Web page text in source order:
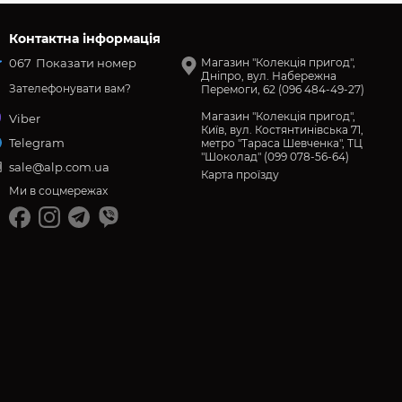
Контактна інформація
067 Показати номер
Зателефонувати вам?
Viber
Telegram
sale@alp.com.ua
Магазин "Колекція пригод",
Дніпро, вул. Набережна
Перемоги, 62 (096 484-49-27)
Магазин "Колекція пригод",
Київ, вул. Костянтинівська 71,
метро "Тараса Шевченка", ТЦ
"Шоколад" (099 078-56-64)
Карта проїзду
Ми в соцмережах